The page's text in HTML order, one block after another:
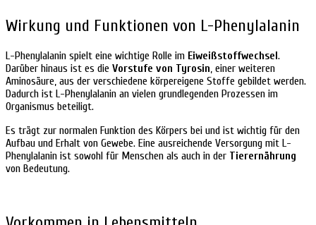
Wirkung und Funktionen von L-Phenylalanin
L-Phenylalanin spielt eine wichtige Rolle im Eiweißstoffwechsel.
Darüber hinaus ist es die Vorstufe von Tyrosin, einer weiteren
Aminosäure, aus der verschiedene körpereigene Stoffe gebildet werden.
Dadurch ist L-Phenylalanin an vielen grundlegenden Prozessen im
Organismus beteiligt.
Es trägt zur normalen Funktion des Körpers bei und ist wichtig für den
Aufbau und Erhalt von Gewebe. Eine ausreichende Versorgung mit L-
Phenylalanin ist sowohl für Menschen als auch in der Tierernährung
von Bedeutung.